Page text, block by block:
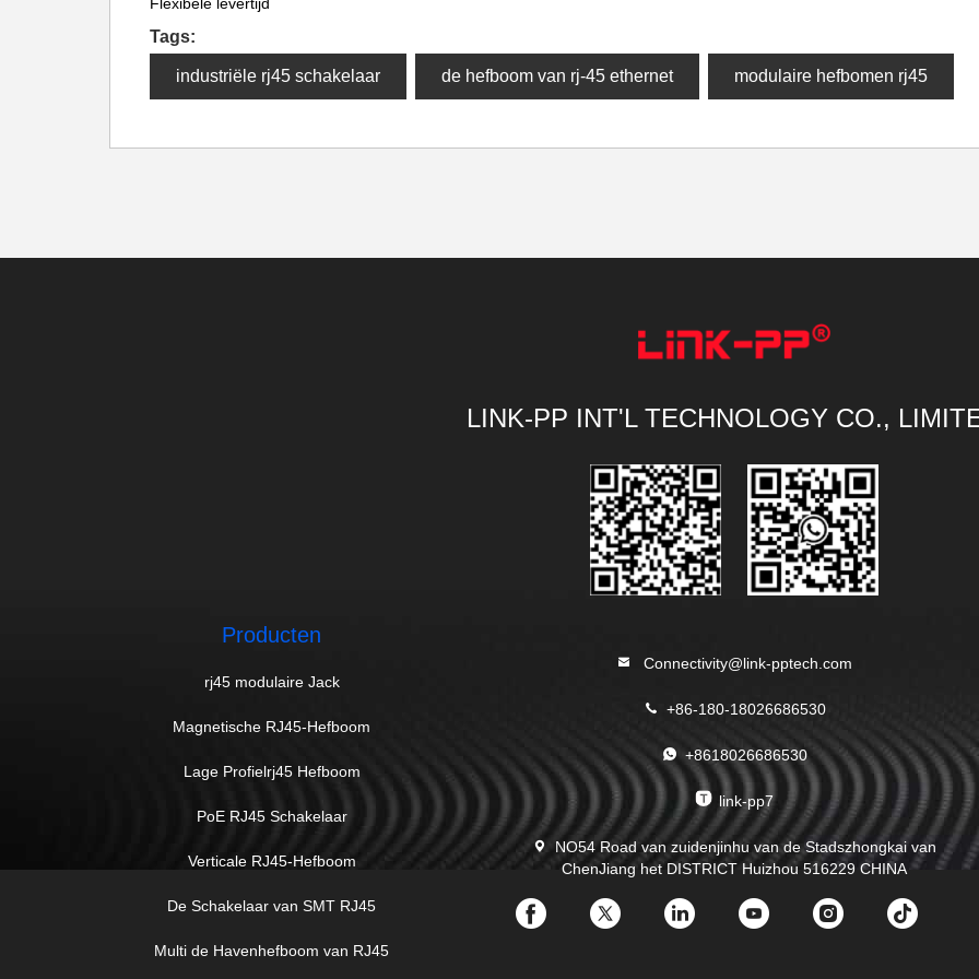
Tags:
industriële rj45 schakelaar de hefboom van rj-45 ethernet modulaire hefbomen rj45
LINK-PP INT'L TECHNOLOGY CO.,
Producten
rj45 modulaire Jack
Magnetische RJ45-Hefboom
Lage Profielrj45 Hefboom
PoE RJ45 Schakelaar
Verticale RJ45-Hefboom
De Schakelaar van SMT RJ45
Multi de Havenhefboom van RJ45
Connectivity@link-pptech.com
+86-180-18026686530
+8618026686530
link-pp7
NO54 Road van zuidenjinhu van de Stadszhongkai van
ChenJiang het DISTRICT Huizhou 516229 CHINA